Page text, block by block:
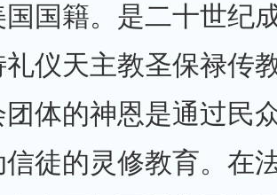
国籍。是二十世纪
礼仪天主教圣保禄传
团体的神恩是通过民
徒的灵修教育。在